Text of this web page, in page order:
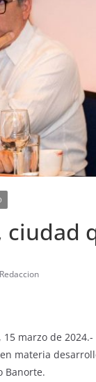
ciudad
Redaccion
marzo de
materia
Banorte.